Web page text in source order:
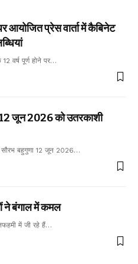
आयोजित प्रेस वार्ता में कैबिनेट
वर्ष पूर्ण होने पर…
12 जून 2026 को उतरकाशी
सौरभ बहुगुणा 12 जून 2026…
ने बंगाल में कमल
में जी रहे हैं…